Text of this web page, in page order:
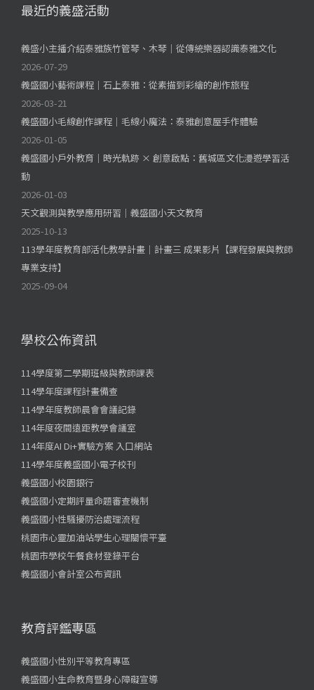
最近的義盛活動
義盛小主播介紹泰雅族竹管琴、木琴｜從傳統樂器認識泰雅文化
2026-07-29
義盛國小藝術課程｜石上泰雅：從素描到彩繪的創作旅程
2026-03-21
義盛國小毛線創作課程｜毛線小魔法：泰雅創意屋手作體驗
2026-01-05
義盛國小戶外教育｜時光軌跡 × 創意啟點：舊城區文化漫遊學習活
動
2026-01-03
天文觀測與教學應用研習｜義盛國小天文教育
2025-10-13
113學年度教育部活化教學計畫｜計畫三 成果影片【課程發展與教師
專業支持】
2025-09-04
學校公佈資訊
114學度第二學期班級與教師課表
114學年度課程計畫備查
114學年度教師晨會會議記錄
114年度夜間遠距教學會議室
114年度AI Di+實驗方案 入口網站
114學年度義盛國小電子校刊
義盛國小校園銀行
義盛國小定期評量命題審查機制
義盛國小性騷擾防治處理流程
桃園市心靈加油站學生心理關懷平臺
桃園市學校午餐食材登錄平台
義盛國小會計室公布資訊
教育評鑑專區
義盛國小性別平等教育專區
義盛國小生命教育暨身心障礙宣導